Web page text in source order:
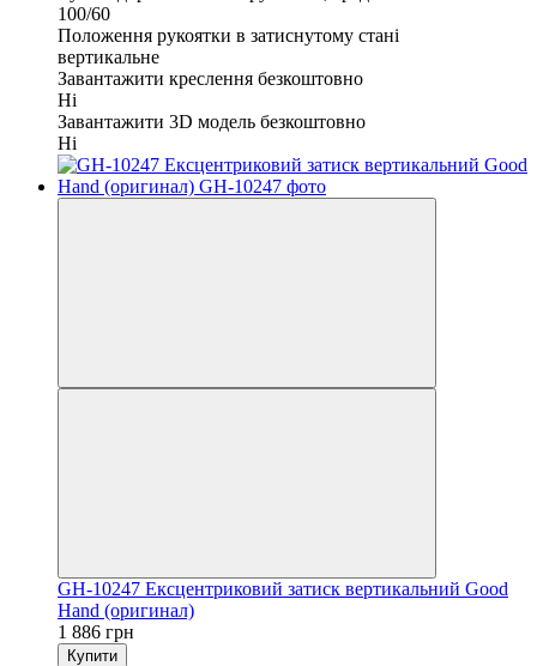
100/60
Положення рукоятки в затиснутому стані
вертикальне
Завантажити креслення безкоштовно
Ні
Завантажити 3D модель безкоштовно
Ні
GH-10247 Ексцентриковий затиск вертикальний Good
Hand (оригинал)
1 886 грн
Купити